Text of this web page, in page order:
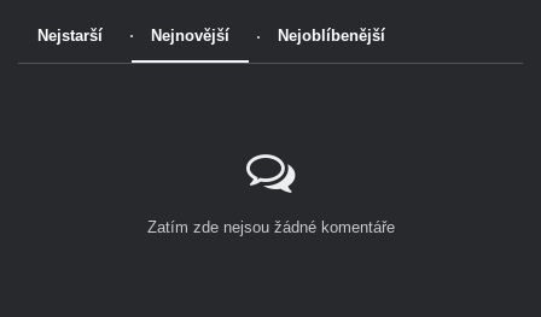
Nejstarší Nejnovější Nejoblíbenější
Zatím zde nejsou žádné komentáře